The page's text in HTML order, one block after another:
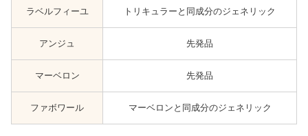
ラベルフィーユ トリキュラーと同成分のジェネリック
アンジュ 先発品
マーベロン 先発品
ファボワール マーベロンと同成分のジェネリック